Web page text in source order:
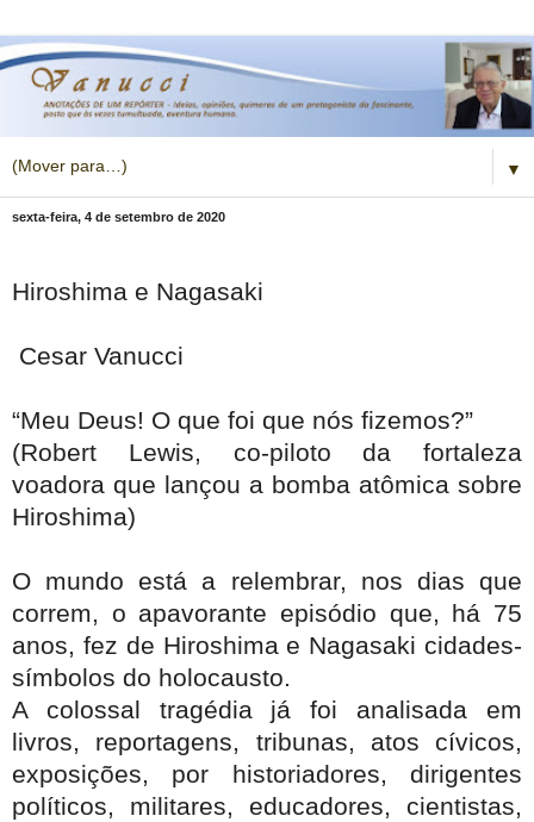
▼
sexta-feira, 4 de setembro de 2020
Hiroshima e Nagasaki
Cesar Vanucci
“Meu Deus! O que foi que nós fizemos?”
(Robert Lewis, co-piloto da fortaleza
voadora que lançou a bomba atômica sobre
Hiroshima)
O mundo está a relembrar, nos dias que
correm, o apavorante episódio que, há 75
anos, fez de Hiroshima e Nagasaki cidades-
símbolos do holocausto.
A colossal tragédia já foi analisada em
livros, reportagens, tribunas, atos cívicos,
exposições, por historiadores, dirigentes
políticos, militares, educadores, cientistas,